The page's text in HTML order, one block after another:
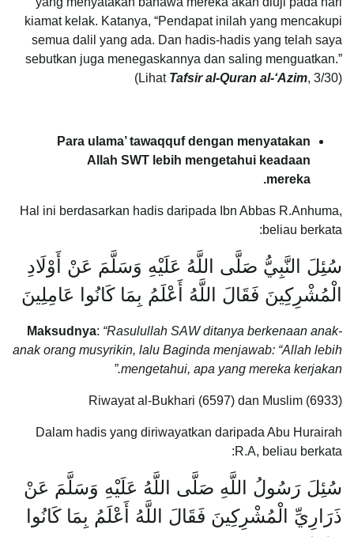
kiamat kelak. Katanya, “Pendapat inilah yang mencakupi
semua dalil yang ada. Dan hadis-hadis yang telah saya
sebutkan juga menegaskannya dan saling menguatkan.”
(Lihat Tafsir al-Quran al-‘Azim, 3/30)
Para ulama’ tawaqquf dengan menyatakan
Allah SWT lebih mengetahui keadaan
mereka.
Hal ini berdasarkan hadis daripada Ibn Abbas R.Anhuma,
beliau berkata:
سُئِلَ النَّبِيُّ صَلَّى اللَّهُ عَلَيْهِ وَسَلَّمَ عَنْ أَوْلَادِ
الْمُشْرِكِينَ فَقَالَ اللَّهُ أَعْلَمُ بِمَا كَانُوا عَامِلِينَ
Maksudnya: “Rasulullah SAW ditanya berkenaan anak-
anak orang musyrikin, lalu Baginda menjawab: “Allah lebih
mengetahui, apa yang mereka kerjakan.”
Riwayat al-Bukhari (6597) dan Muslim (6933)
Dalam hadis yang diriwayatkan daripada Abu Hurairah
R.A, beliau berkata:
سُئِلَ رَسُولُ اللَّهِ صَلَّى اللَّهُ عَلَيْهِ وَسَلَّمَ عَنْ
ذَرَارِيِّ الْمُشْرِكِينَ فَقَالَ اللَّهُ أَعْلَمُ بِمَا كَانُوا